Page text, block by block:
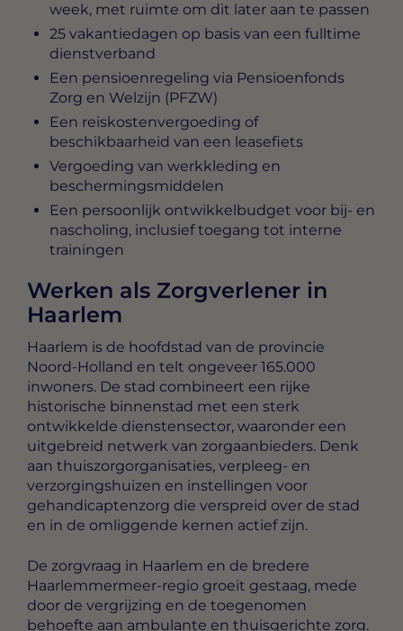
week, met ruimte om dit later aan te passen
25 vakantiedagen op basis van een fulltime
dienstverband
Een pensioenregeling via Pensioenfonds
Zorg en Welzijn (PFZW)
Een reiskostenvergoeding of
beschikbaarheid van een leasefiets
Vergoeding van werkkleding en
beschermingsmiddelen
Een persoonlijk ontwikkelbudget voor bij- en
nascholing, inclusief toegang tot interne
trainingen
Werken als Zorgverlener in
Haarlem
Haarlem is de hoofdstad van de provincie
Noord-Holland en telt ongeveer 165.000
inwoners. De stad combineert een rijke
historische binnenstad met een sterk
ontwikkelde dienstensector, waaronder een
uitgebreid netwerk van zorgaanbieders. Denk
aan thuiszorgorganisaties, verpleeg- en
verzorgingshuizen en instellingen voor
gehandicaptenzorg die verspreid over de stad
en in de omliggende kernen actief zijn.
De zorgvraag in Haarlem en de bredere
Haarlemmermeer-regio groeit gestaag, mede
door de vergrijzing en de toegenomen
behoefte aan ambulante en thuisgerichte zorg.